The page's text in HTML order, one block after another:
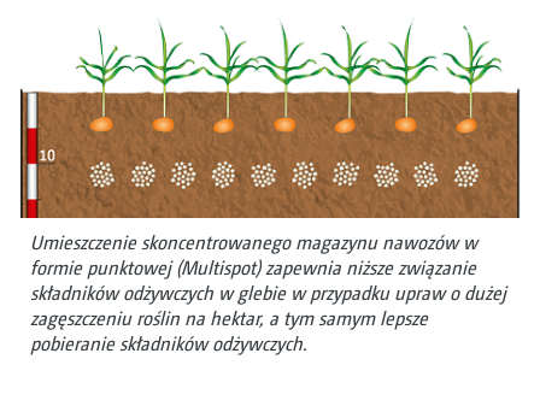
Umieszczenie skoncentrowanego magazynu nawozów w
formie punktowej (Multispot) zapewnia niższe związanie
składników odżywczych w glebie w przypadku upraw o dużej
zagęszczeniu roślin na hektar, a tym samym lepsze
pobieranie składników odżywczych.